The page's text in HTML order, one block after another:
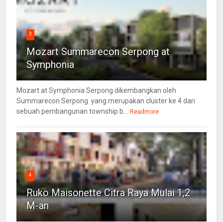
3
Mozart Summarecon Serpong at
Symphonia
Mozart at Symphonia Serpong dikembangkan oleh
Summarecon Serpong yang merupakan cluster ke 4 dari
sebuah pembangunan township b... Readmore
4
Ruko Maisonette Citra Raya Mulai 1,2
M-an